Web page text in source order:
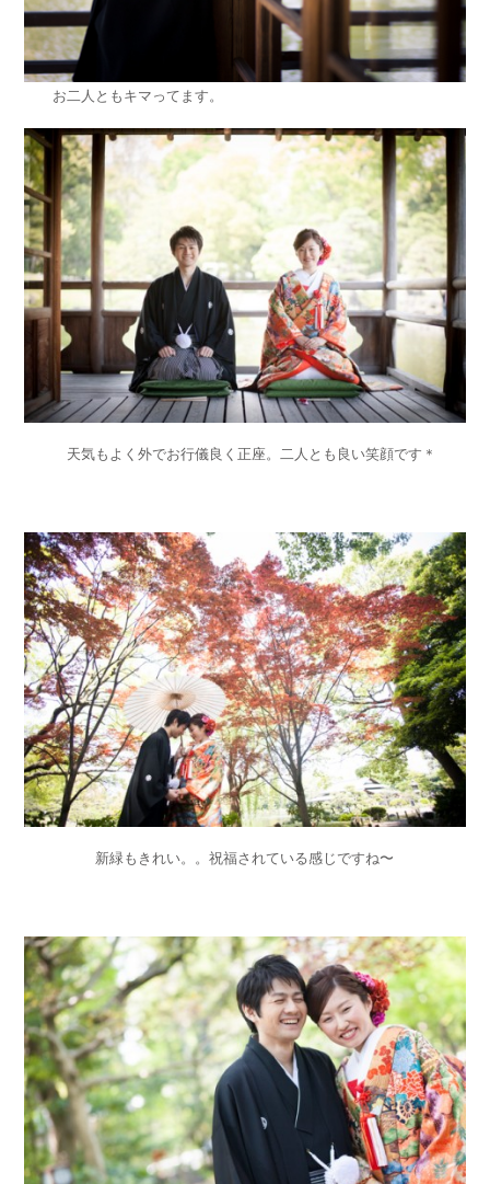
お二人ともキマってます。
天気もよく外でお行儀良く正座。二人とも良い笑顔です＊
新緑もきれい。。祝福されている感じですね〜